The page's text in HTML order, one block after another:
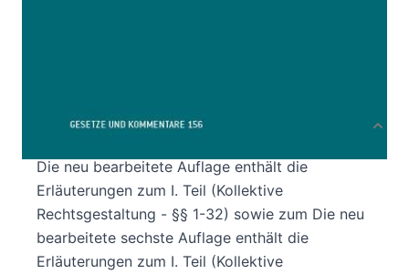
Produktbeschreibung
Die neu bearbeitete Auflage enthält die
Erläuterungen zum I. Teil (Kollektive
Rechtsgestaltung - §§ 1-32) sowie zum Die neu
bearbeitete sechste Auflage enthält die
Erläuterungen zum I. Teil (Kollektive